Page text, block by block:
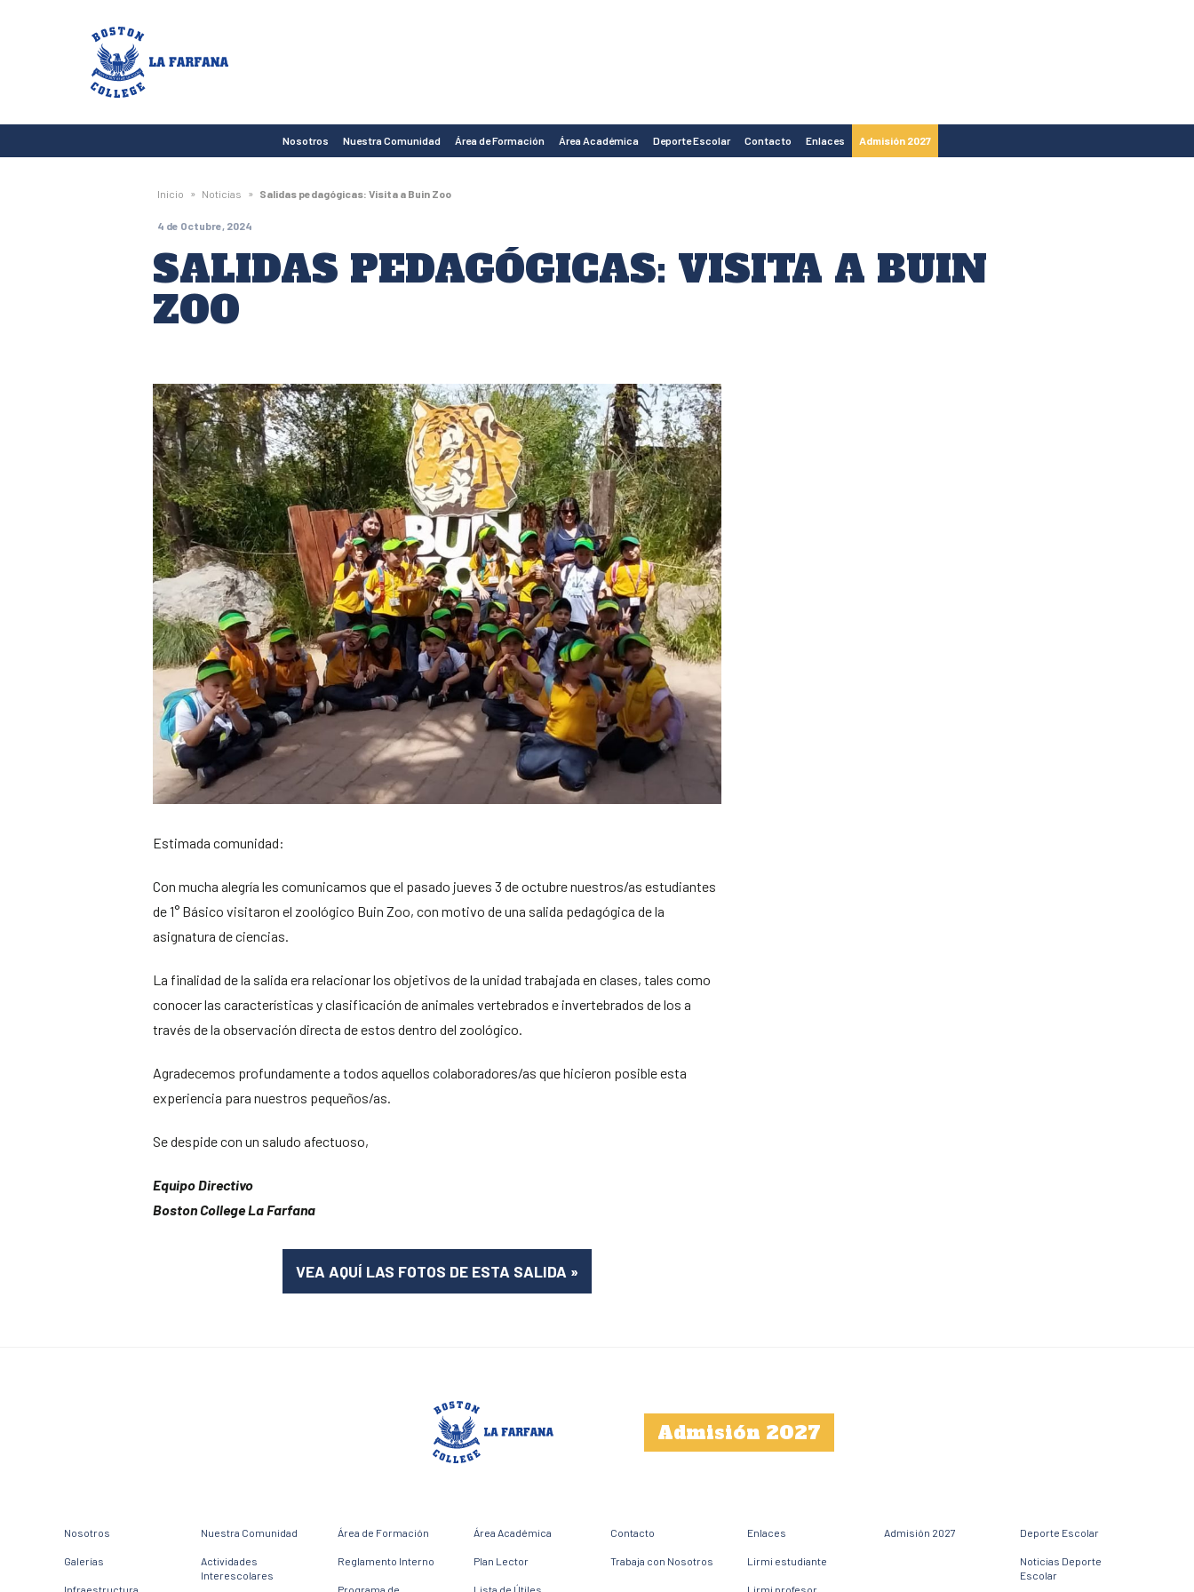
Boston
College
La
Farfana
Nosotros Nuestra Comunidad Área de Formación Área Académica Deporte Escolar Contacto Enlaces Admisión 2027
Inicio » Noticias » Salidas pedagógicas: Visita a Buin Zoo
4 de Octubre, 2024
SALIDAS PEDAGÓGICAS: VISITA A BUIN
ZOO
Estimada comunidad:
Con mucha alegría les comunicamos que el pasado jueves 3 de octubre nuestros/as estudiantes
de 1° Básico visitaron el zoológico Buin Zoo, con motivo de una salida pedagógica de la
asignatura de ciencias.
La finalidad de la salida era relacionar los objetivos de la unidad trabajada en clases, tales como
conocer las características y clasificación de animales vertebrados e invertebrados de los a
través de la observación directa de estos dentro del zoológico.
Agradecemos profundamente a todos aquellos colaboradores/as que hicieron posible esta
experiencia para nuestros pequeños/as.
Se despide con un saludo afectuoso,
Equipo Directivo
Boston College La Farfana
VEA AQUÍ LAS FOTOS DE ESTA SALIDA »
Admisión 2027
Nosotros
Galerías
Infraestructura
Nuestra Comunidad
Actividades
Interescolares
Área de Formación
Reglamento Interno
Programa de
Área Académica
Plan Lector
Lista de Útiles
Contacto
Trabaja con Nosotros
Enlaces
Lirmi estudiante
Lirmi profesor
Admisión 2027 Deporte Escolar
Noticias Deporte
Escolar